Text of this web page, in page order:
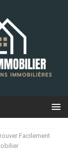
Facilement